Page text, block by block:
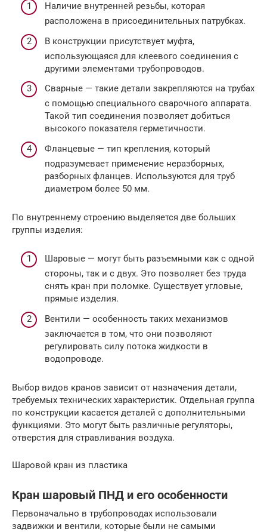
Наличие внутренней резьбы, которая
расположена в присоединительных патрубках.
В конструкции присутствует муфта,
использующаяся для клеевого соединения с
другими элементами трубопроводов.
Сварные — такие детали закрепляются на трубах
с помощью специального сварочного аппарата.
Такой тип соединения позволяет добиться
высокого показателя герметичности.
Фланцевые — тип крепления, который
подразумевает применение неразборных,
разборных фланцев. Используются для труб
диаметром более 50 мм.
По внутреннему строению выделяется две больших
группы изделия:
Шаровые — могут быть разъемными как с одной
стороны, так и с двух. Это позволяет без труда
снять кран при поломке. Существует угловые,
прямые изделия.
Вентили — особенность таких механизмов
заключается в том, что они позволяют
регулировать силу потока жидкости в
водопроводе.
Выбор видов кранов зависит от назначения детали,
требуемых технических характеристик. Отдельная группа
по конструкции касается деталей с дополнительными
функциями. Это могут быть различные регуляторы,
отверстия для стравливания воздуха.
Шаровой кран из пластика
Кран шаровый ПНД и его особенности
Первоначально в трубопроводах использовали
задвижки и вентили, которые были не самыми